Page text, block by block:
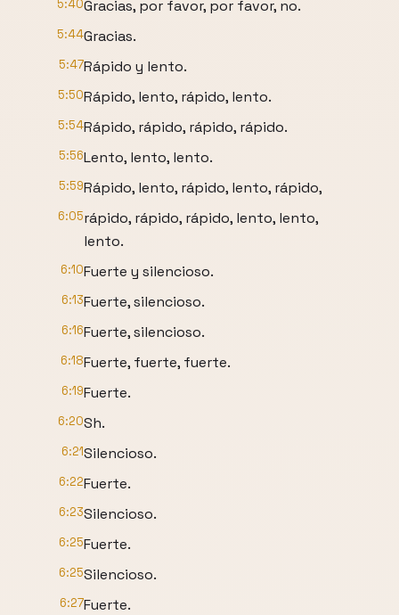
5:40Gracias, por favor, por favor, no.
5:44Gracias.
5:47Rápido y lento.
5:50Rápido, lento, rápido, lento.
5:54Rápido, rápido, rápido, rápido.
5:56Lento, lento, lento.
5:59Rápido, lento, rápido, lento, rápido,
6:05rápido, rápido, rápido, lento, lento,
lento.
6:10Fuerte y silencioso.
6:13Fuerte, silencioso.
6:16Fuerte, silencioso.
6:18Fuerte, fuerte, fuerte.
6:19Fuerte.
6:20Sh.
6:21Silencioso.
6:22Fuerte.
6:23Silencioso.
6:25Fuerte.
6:25Silencioso.
6:27Fuerte.